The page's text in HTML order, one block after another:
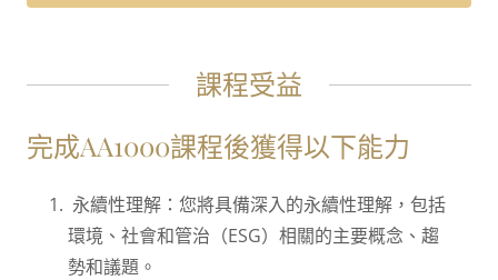
課程受益
完成AA1000課程後獲得以下能力
永續性理解：您將具備深入的永續性理解，包括
環境、社會和管治（ESG）相關的主要概念、趨
勢和議題。